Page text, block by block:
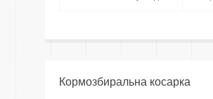
Кормозбиральна косарка